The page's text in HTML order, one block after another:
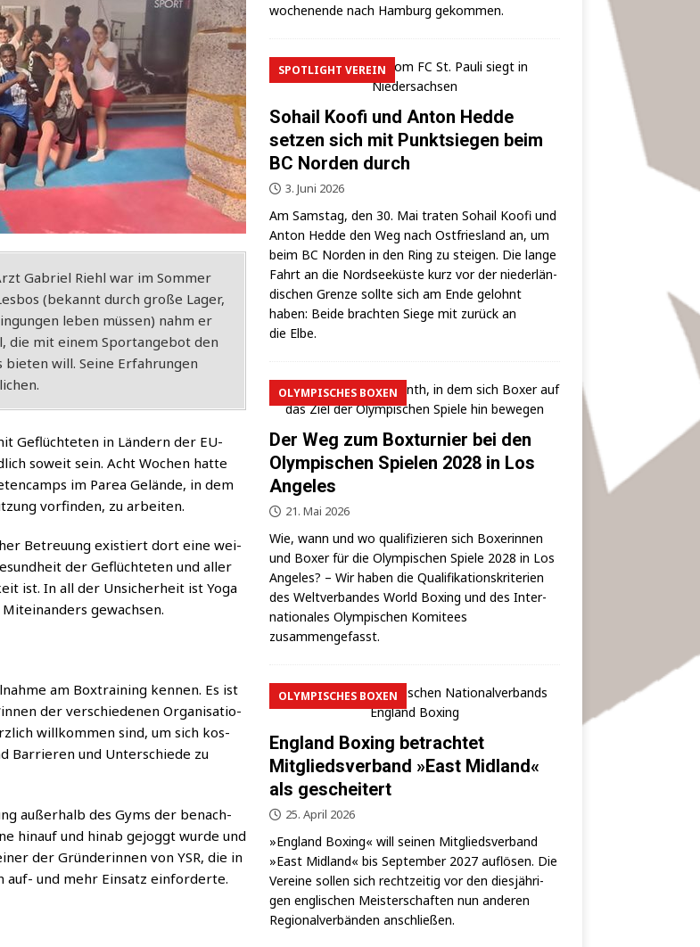
Gabri­el Riehl war im Som­mer
(bekannt durch gro­ße Lager,
leben müs­sen) nahm er
die mit einem Sport­an­ge­bot den
will. Sei­ne Erfah­run­gen
Geflüch­te­ten in Län­dern der EU-
soweit sein. Acht Wochen hat­te
im Parea Gelän­de, in dem
vor­fin­den, zu arbeiten.
Betreu­ung exis­tiert dort eine wei­
der Geflüch­te­ten und aller
ist. In all der Unsi­cher­heit ist Yoga
gewachsen.
am Box­trai­ning ken­nen. Es ist
der ver­schie­de­nen Orga­ni­sa­tio­
will­kom­men sind, um sich kos­
Bar­rie­ren und Unter­schie­de zu
außer­halb des Gyms der benach­
hin­auf und hin­ab gejoggt wur­de und
der Grün­de­rin­nen von YSR, die in
auf- und mehr Ein­satz einforderte.
wo­chen­en­de nach Ham­burg gekommen.
SPOTLIGHT VEREIN
Sohail Koofi und Anton Hedde
setzen sich mit Punktsiegen beim
BC Norden durch
3. Juni 2026
Am Sams­tag, den 30. Mai tra­ten Sohail Koo­fi und
Anton Hed­de den Weg nach Ost­fries­land an, um
beim BC Nor­den in den Ring zu stei­gen. Die lan­ge
Fahrt an die Nord­see­küs­te kurz vor der nie­der­län­
di­schen Gren­ze soll­te sich am Ende gelohnt
haben: Bei­de brach­ten Sie­ge mit zurück an
die Elbe.
OLYMPISCHES BOXEN
Der Weg zum Boxturnier bei den
Olympischen Spielen 2028 in Los
Angeles
21. Mai 2026
Wie, wann und wo qua­li­fi­zie­ren sich Boxe­rin­nen
und Boxer für die Olym­pi­schen Spie­le 2028 in Los
Ange­les? – Wir haben die Qua­li­fi­ka­ti­ons­kri­te­ri­en
des Welt­ver­ban­des World Boxing und des Inter­
na­tio­na­les Olym­pi­schen Komi­tees
zusammengefasst.
OLYMPISCHES BOXEN
England Boxing betrachtet
Mitgliedsverband »East Midland«
als gescheitert
25. April 2026
»Eng­land Boxing« will sei­nen Mit­glieds­ver­band
»East Mid­land« bis Sep­tem­ber 2027 auf­lö­sen. Die
Ver­ei­ne sol­len sich recht­zei­tig vor den dies­jäh­ri­
gen eng­li­schen Meis­ter­schaf­ten nun ande­ren
Regio­nal­ver­bän­den anschließen.